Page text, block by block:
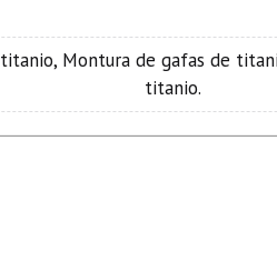
Montura de gafas de
titanio.